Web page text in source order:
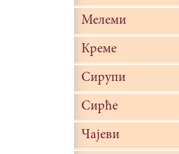
Мелеми
Креме
Сирупи
Сирће
Чајеви